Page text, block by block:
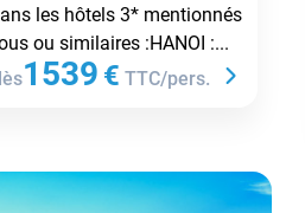
les hôtels 3* mentionnés
ou similaires :HANOI :...
1539 € TTC/pers.